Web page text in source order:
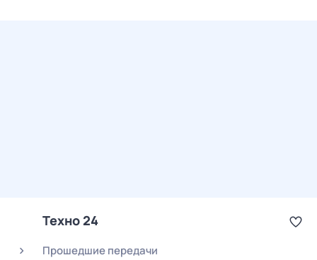
Техно 24
Прошедшие передачи